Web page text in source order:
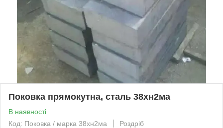
Поковка прямокутна, сталь 38хн2ма
В наявності
Код: Поковка / марка 38хн2ма
Роздріб